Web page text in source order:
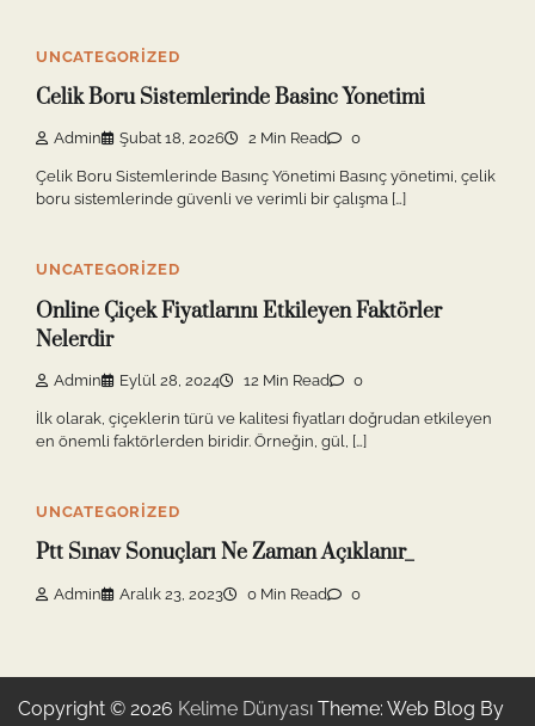
UNCATEGORIZED
Celik Boru Sistemlerinde Basinc Yonetimi
Admin Şubat 18, 2026 2 Min Read 0
Çelik Boru Sistemlerinde Basınç Yönetimi Basınç yönetimi, çelik
boru sistemlerinde güvenli ve verimli bir çalışma […]
UNCATEGORIZED
Online Çiçek Fiyatlarını Etkileyen Faktörler
Nelerdir
Admin Eylül 28, 2024 12 Min Read 0
İlk olarak, çiçeklerin türü ve kalitesi fiyatları doğrudan etkileyen
en önemli faktörlerden biridir. Örneğin, gül, […]
UNCATEGORIZED
Ptt Sınav Sonuçları Ne Zaman Açıklanır_
Admin Aralık 23, 2023 0 Min Read 0
Copyright © 2026 Kelime Dünyası Theme: Web Blog By